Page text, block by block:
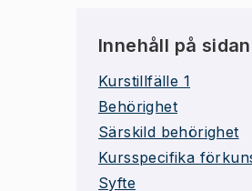
Innehåll på sidan
Kurstillfälle 1
Behörighet
Särskild behörighet
Kursspecifika
Syfte